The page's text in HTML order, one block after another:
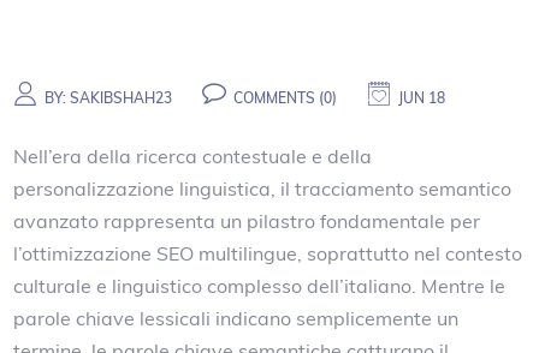
BY:SAKIBSHAH23 COMMENTS (0) JUN 18
Nell’era della ricerca contestuale e della
personalizzazione linguistica, il tracciamento semantico
avanzato rappresenta un pilastro fondamentale per
l’ottimizzazione SEO multilingue, soprattutto nel contesto
culturale e linguistico complesso dell’italiano. Mentre le
parole chiave lessicali indicano semplicemente un